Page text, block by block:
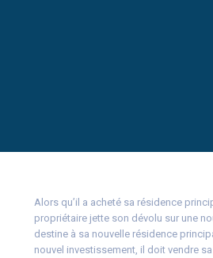
Alors qu’il a acheté sa résidence
propriétaire jette son dévolu sur une
destine à sa nouvelle résidence
nouvel investissement, il doit vendre